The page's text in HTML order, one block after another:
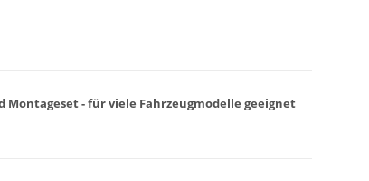
Montageset - für viele Fahrzeugmodelle geeignet